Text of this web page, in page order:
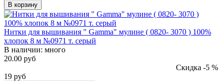
В корзину
Нитки для вышивания " Gamma" мулине ( 0820- 3070 ) 100%
хлопок 8 м №0971 т. серый
В наличии: много
20.00 руб
Скидка -5 %
19 руб